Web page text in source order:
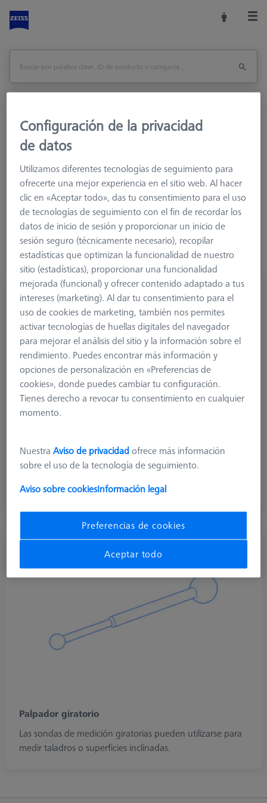
Inicio Sistemas de palpadores
Palpadores
Sin Hilo
Sin Hilo
Los palpadores sin rosca se utilizan para medir las
características más pequeñas de las piezas. Se fijan en un
soporte para palpadores o en un elemento de conexión.
Palpadores estándar
Los palpadores esféricos con ejes rectos y escalonados se
utilizan para todas las aplicaciones estándar
Palpador giratorio
Las sondas de medición giratorias pueden utilizarse para
medir taladros o superficies inclinadas.
Configuración de la privacidad
de datos
Utilizamos diferentes tecnologías de seguimiento para
ofrecerte una mejor experiencia en el sitio web. Al hacer
clic en «Aceptar todo», das tu consentimiento para el uso
de tecnologías de seguimiento con el fin de recordar los
datos de inicio de sesión y proporcionar un inicio de
sesión seguro (técnicamente necesario), recopilar
estadísticas que optimizan la funcionalidad de nuestro
sitio (estadísticas), proporcionar una funcionalidad
mejorada (funcional) y ofrecer contenido adaptado a tus
intereses (marketing). Al dar tu consentimiento para el
uso de cookies de marketing, también nos permites
activar tecnologías de huellas digitales del navegador
para mejorar el análisis del sitio y la información sobre el
rendimiento. Puedes encontrar más información y
opciones de personalización en «Preferencias de
cookies», donde puedes cambiar tu configuración.
Tienes derecho a revocar tu consentimiento en cualquier
momento.
NuestraAviso de privacidadofrece más información
sobre el uso de la tecnología de seguimiento.
Aviso sobre cookiesInformación legal
Preferencias de cookies
Aceptar todo